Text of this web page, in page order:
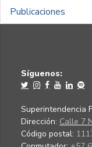
Publicaciones
Síguenos:
Superintendencia
Dirección: Calle 7
Código postal: